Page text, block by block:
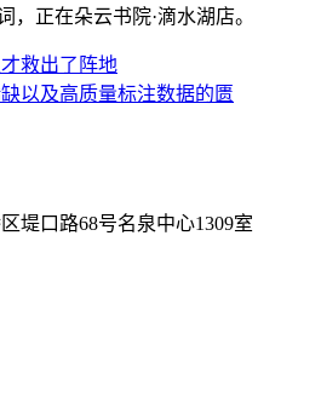
，正在朵云书院·滴水湖店。
救出了阵地
以及高质量标注数据的匮
堤口路68号名泉中心1309室